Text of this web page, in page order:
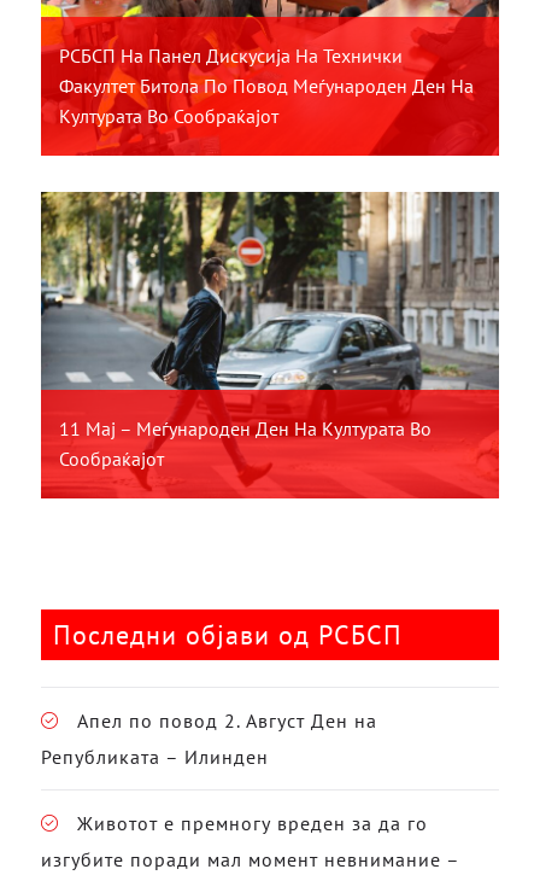
РСБСП На Панел Дискусија На Технички
Факултет Битола По Повод Меѓународен Ден На
Културата Во Сообраќајот
11 Мај – Меѓународен Ден На Културата Во
Сообраќајот
Последни објави од РСБСП
Апел по повод 2. Август Ден на
Републиката – Илинден
Животот е премногу вреден за да го
изгубите поради мал момент невнимание –